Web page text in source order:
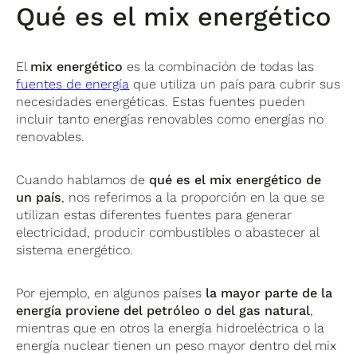
Qué es el mix energético
El mix energético es la combinación de todas las
fuentes de energía que utiliza un país para cubrir sus
necesidades energéticas. Estas fuentes pueden
incluir tanto energías renovables como energías no
renovables.
Cuando hablamos de qué es el mix energético de
un país, nos referimos a la proporción en la que se
utilizan estas diferentes fuentes para generar
electricidad, producir combustibles o abastecer al
sistema energético.
Por ejemplo, en algunos países la mayor parte de la
energía proviene del petróleo o del gas natural,
mientras que en otros la energía hidroeléctrica o la
energía nuclear tienen un peso mayor dentro del mix